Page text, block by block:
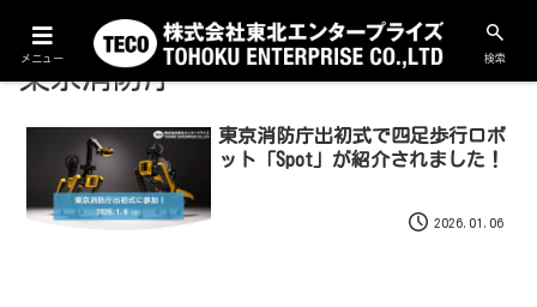
東京消防庁
東京消防庁出初式で四足歩行ロボ
ット「Spot」が紹介されました！
2026.01.06
メニュー 検索